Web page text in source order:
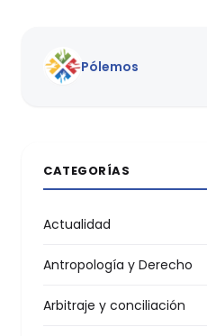
Pólemos
CATEGORÍAS
Actualidad
Antropología y Derecho
Arbitraje y conciliación